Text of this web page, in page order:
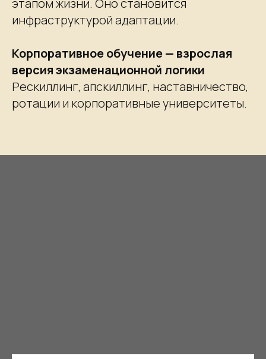
инфраструктурой адаптации.
Корпоративное обучение — взрослая
версия экзаменационной логики
Рескиллинг, апскиллинг, наставничество,
ротации и корпоративные университеты.